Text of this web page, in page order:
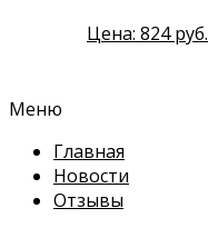
Цена: 824руб.
Меню
Главная
Новости
Отзывы